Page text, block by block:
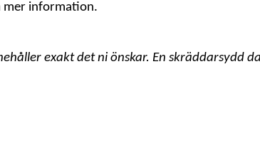
mer information.
exakt det ni önskar. En skräddarsydd